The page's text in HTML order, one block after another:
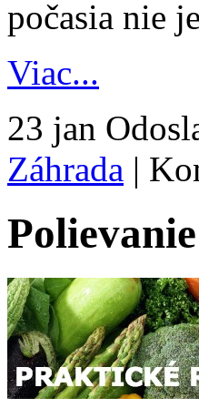
počasia nie
Viac...
23 jan
Záhrada |